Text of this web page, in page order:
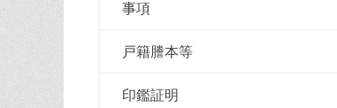
事項
戸籍謄本等
印鑑証明